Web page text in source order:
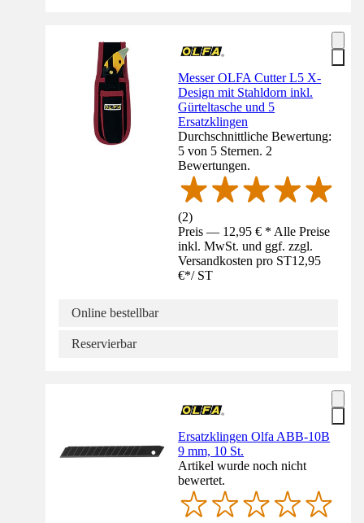
Messer OLFA Cutter L5 X-
Design mit Stahldorn inkl.
Gürteltasche und 5
Ersatzklingen
Durchschnittliche Bewertung:
5 von 5 Sternen. 2
Bewertungen.
(2)
Preis — 12,95 € * Alle Preise
inkl. MwSt. und ggf. zzgl.
Versandkosten pro ST12,95
€*/ ST
Online bestellbar
Reservierbar
Ersatzklingen Olfa ABB-10B
9 mm, 10 St.
Artikel wurde noch nicht
bewertet.